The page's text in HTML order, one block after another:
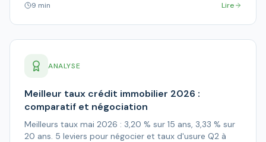
9 min Lire
ANALYSE
Meilleur taux crédit immobilier 2026 :
comparatif et négociation
Meilleurs taux mai 2026 : 3,20 % sur 15 ans, 3,33 % sur
20 ans. 5 leviers pour négocier et taux d'usure Q2 à